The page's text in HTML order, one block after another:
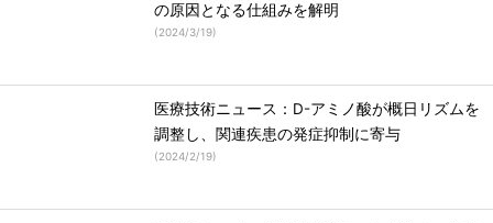
の原因となる仕組みを解明
(2024/3/19)
医療技術ニュース：D-アミノ酸が概日リズムを
調整し、関連疾患の発症抑制に寄与
(2024/2/19)